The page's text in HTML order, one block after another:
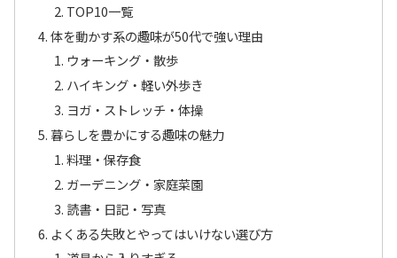
TOP10一覧
体を動かす系の趣味が50代で強い理由
ウォーキング・散歩
ハイキング・軽い外歩き
ヨガ・ストレッチ・体操
暮らしを豊かにする趣味の魅力
料理・保存食
ガーデニング・家庭菜園
読書・日記・写真
よくある失敗とやってはいけない選び方